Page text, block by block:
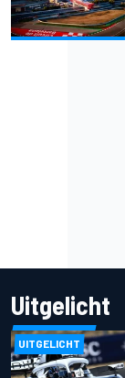
Uitgelicht
UITGELICHT